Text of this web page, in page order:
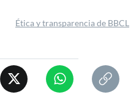
Ética y transparencia de BBCL